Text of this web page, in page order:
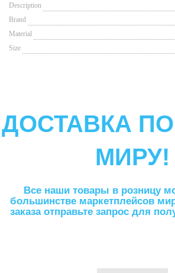
Description
Brand
Material
Size
ДОСТАВКА
МИРУ!
Все наши товары в розницу
большинстве маркетплейсов
заказа отправьте запрос для